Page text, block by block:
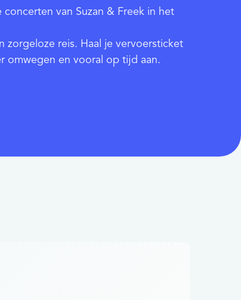
van Suzan & Freek in het
zorgeloze reis. Haal je vervoersticket
omwegen en vooral op tijd aan.